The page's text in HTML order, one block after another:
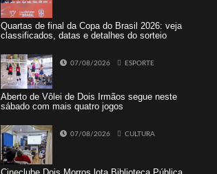
Quartas de final da Copa do Brasil 2026: veja
classificados, datas e detalhes do sorteio
07/08/2026 ESPORTE
Aberto de Vôlei de Dois Irmãos segue neste
sábado com mais quatro jogos
07/08/2026 CULTURA